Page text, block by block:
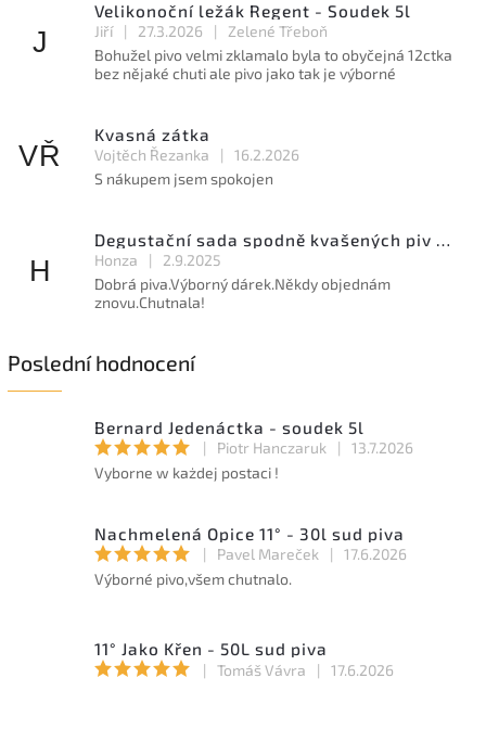
J
Velikonoční ležák Regent - Soudek 5l
Jiří | 27.3.2026 |
Zelené Třeboň
Bohužel pivo velmi zklamalo byla to obyčejná 12ctka
bez nějaké chuti ale pivo jako tak je výborné
VŘ
Kvasná zátka
Vojtěch Řezanka |
16.2.2026
S nákupem jsem spokojen
H
Degustační sada spodně kvašených piv 11° - 4 x 1l
Honza |
2.9.2025
Dobrá piva.Výborný dárek.Někdy objednám
znovu.Chutnala!
Poslední hodnocení
Bernard Jedenáctka - soudek 5l
Piotr Hanczaruk
13.7.2026
Vyborne w każdej postaci !
Nachmelená Opice 11° - 30l sud piva
Pavel Mareček
17.6.2026
Výborné pivo,všem chutnalo.
11° Jako Křen - 50L sud piva
| Tomáš Vávra | 17.6.2026